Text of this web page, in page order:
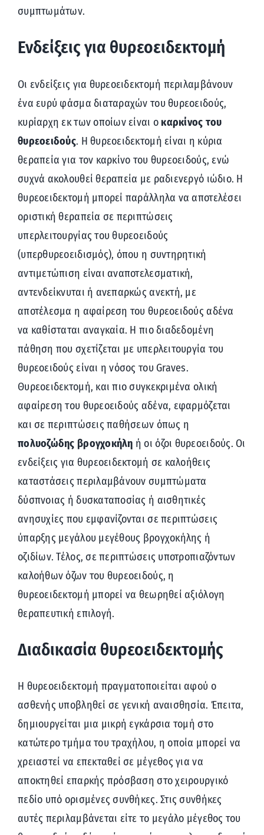
συμπτωμάτων.
Ενδείξεις για θυρεοειδεκτομή
Οι ενδείξεις για θυρεοειδεκτομή περιλαμβάνουν
ένα ευρύ φάσμα διαταραχών του θυρεοειδούς,
κυρίαρχη εκ των οποίων είναι οκαρκίνος του
θυρεοειδούς. Η θυρεοειδεκτομή είναι η κύρια
θεραπεία για τον καρκίνο του θυρεοειδούς, ενώ
συχνά ακολουθεί θεραπεία με ραδιενεργό ιώδιο. Η
θυρεοειδεκτομή μπορεί παράλληλα να αποτελέσει
οριστική θεραπεία σε περιπτώσεις
υπερλειτουργίας του θυρεοειδούς
(υπερθυρεοειδισμός), όπου η συντηρητική
αντιμετώπιση είναι αναποτελεσματική,
αντενδείκνυται ή ανεπαρκώς ανεκτή, με
αποτέλεσμα η αφαίρεση του θυρεοειδούς αδένα
να καθίσταται αναγκαία. Η πιο διαδεδομένη
πάθηση που σχετίζεται με υπερλειτουργία του
θυρεοειδούς είναι η νόσος του Graves.
Θυρεοειδεκτομή, και πιο συγκεκριμένα ολική
αφαίρεση του θυρεοειδούς αδένα, εφαρμόζεται
και σε περιπτώσεις παθήσεων όπως η
πολυοζώδης βρογχοκήλη ή οι όζοι θυρεοειδούς. Οι
ενδείξεις για θυρεοειδεκτομή σε καλοήθεις
καταστάσεις περιλαμβάνουν συμπτώματα
δύσπνοιας ή δυσκαταποσίας ή αισθητικές
ανησυχίες που εμφανίζονται σε περιπτώσεις
ύπαρξης μεγάλου μεγέθους βρογχοκήλης ή
οζιδίων. Τέλος, σε περιπτώσεις υποτροπιαζόντων
καλοήθων όζων του θυρεοειδούς, η
θυρεοειδεκτομή μπορεί να θεωρηθεί αξιόλογη
θεραπευτική επιλογή.
Διαδικασία θυρεοειδεκτομής
Η θυρεοειδεκτομή πραγματοποιείται αφού ο
ασθενής υποβληθεί σε γενική αναισθησία. Έπειτα,
δημιουργείται μια μικρή εγκάρσια τομή στο
κατώτερο τμήμα του τραχήλου, η οποία μπορεί να
χρειαστεί να επεκταθεί σε μέγεθος για να
αποκτηθεί επαρκής πρόσβαση στο χειρουργικό
πεδίο υπό ορισμένες συνθήκες. Στις συνθήκες
αυτές περιλαμβάνεται είτε το μεγάλο μέγεθος του